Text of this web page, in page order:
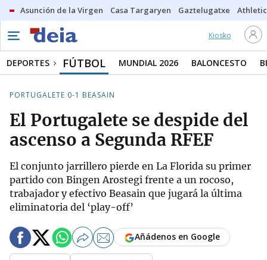
Asunción de la Virgen Casa Targaryen Gaztelugatxe Athletic
Kiosko
DEPORTES FÚTBOL MUNDIAL 2026 BALONCESTO
PORTUGALETE 0-1 BEASAIN
El Portugalete se despide del
ascenso a Segunda RFEF
El conjunto jarrillero pierde en La Florida su primer
partido con Bingen Arostegi frente a un rocoso,
trabajador y efectivo Beasain que jugará la última
eliminatoria del ‘play-off’
Añádenos en Google